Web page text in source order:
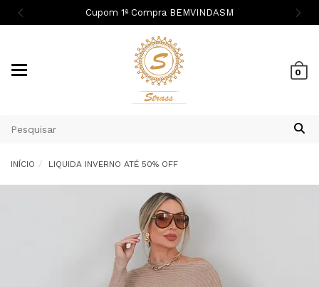
Cupom 1ª Compra BEMVINDASM
0
INÍCIO LIQUIDA INVERNO ATÉ 50% OFF